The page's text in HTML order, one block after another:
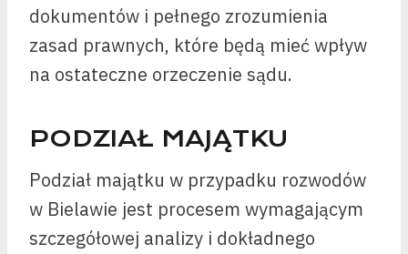
dokumentów i pełnego zrozumienia
zasad prawnych, które będą mieć wpływ
na ostateczne orzeczenie sądu.
PODZIAŁ MAJĄTKU
Podział majątku w przypadku rozwodów
w Bielawie jest procesem wymagającym
szczegółowej analizy i dokładnego